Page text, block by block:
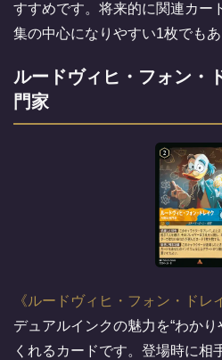
すすめです。将来的に関連カー
集の中心になりやすい1枚でもあ
ルードヴィヒ・フォン・
門家
ルードヴィヒ・フォン・ドレ
デュアルインクの魅力を“わか
くれるカードです。登場時に相